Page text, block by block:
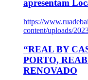
apresentam
https://
content/uploads/
“REAL BY
PORTO,
RENOVADO